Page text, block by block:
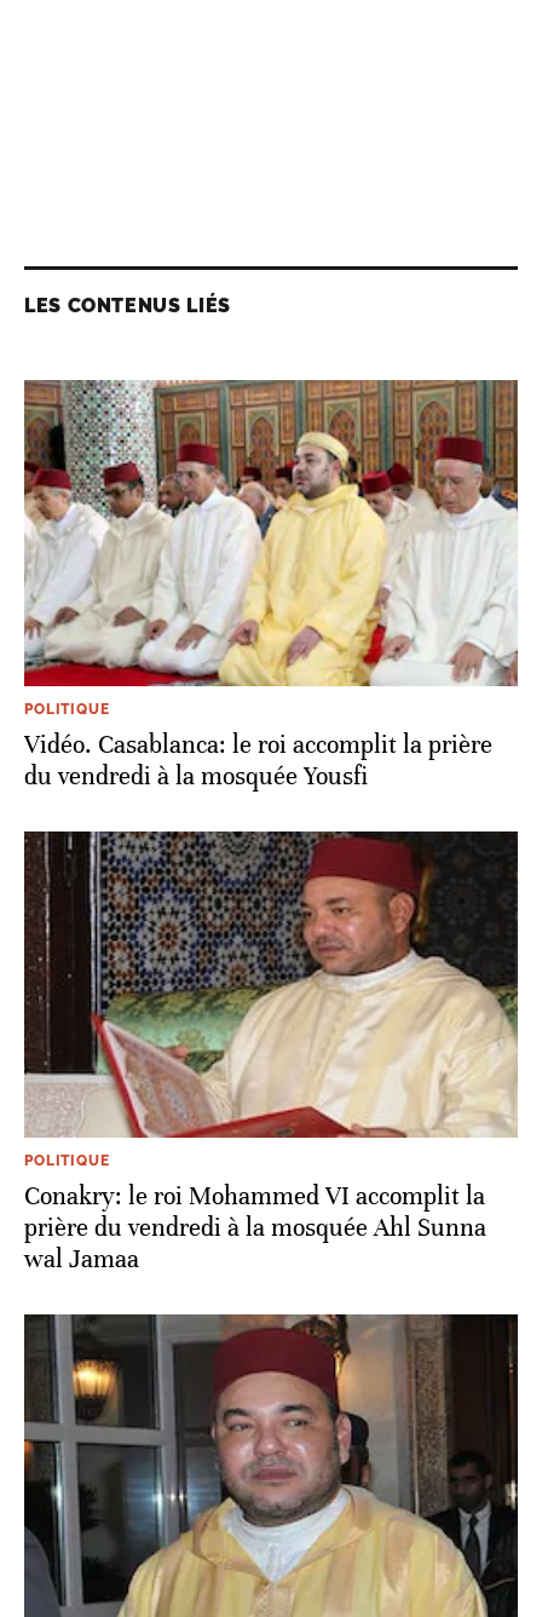
LES CONTENUS LIÉS
POLITIQUE
Vidéo. Casablanca: le roi accomplit la prière
du vendredi à la mosquée Yousfi
POLITIQUE
Conakry: le roi Mohammed VI accomplit la
prière du vendredi à la mosquée Ahl Sunna
wal Jamaa